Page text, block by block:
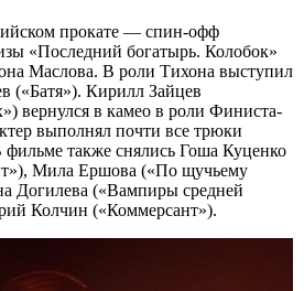
прокате — спин-офф
«Последний богатырь. Колобок»
Маслова. В роли Тихона выступил
(«Батя»). Кирилл Зайцев
вернулся в камео в роли Финиста-
выполнял почти все трюки
фильме также снялись Гоша Куценко
Мила Ершова («По щучьему
Догилева («Вампиры средней
Колчин («Коммерсант»).